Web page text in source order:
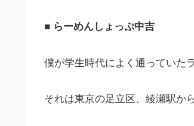
■ らーめんしょっぷ中吉
僕が学生時代によく通っていた
それは東京の足立区、綾瀬駅か